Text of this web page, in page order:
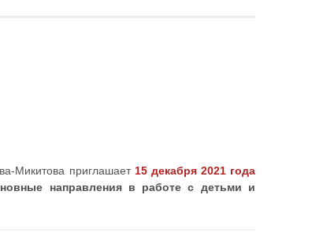
Микитова приглашает 15 декабря 2021 года
направления в работе с детьми и